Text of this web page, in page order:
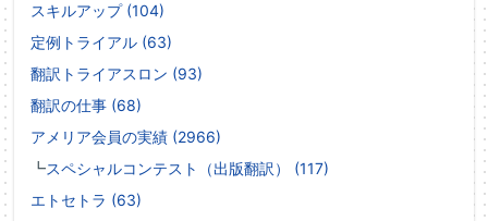
スキルアップ (104)
定例トライアル (63)
翻訳トライアスロン (93)
翻訳の仕事 (68)
アメリア会員の実績 (2966)
┗スペシャルコンテスト（出版翻訳） (117)
エトセトラ (63)